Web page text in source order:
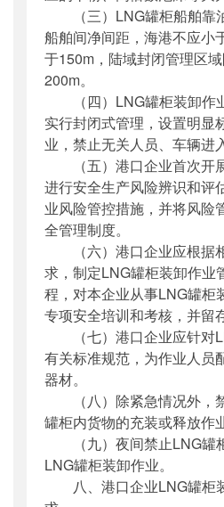
（三）LNG罐柜船舶靠
船舶间净间距，海港不应小
于150m，陆域封闭管理区
200m。
（四）LNG罐柜装卸作
实行封闭式管理，设置明显
业，禁止无关人员、车辆进
（五）港口企业首次开
进行安全生产风险辨识和评
业风险管控措施，并将风险
全管理制度。
（六）港口企业应根据
求，制定LNG罐柜装卸作业
程，对本企业从事LNG罐柜
专项安全培训和考核，并留
（七）港口企业应针对
有关标准规范，为作业人员
器材。
（八）除紧急情况外，
罐柜内货物的充装或释放作业
（九）夜间禁止LNG罐
LNG罐柜装卸作业。
八、港口企业LNG罐柜